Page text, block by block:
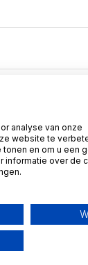
Theme By
analyse van onze
website te
en om u een
informatie over de